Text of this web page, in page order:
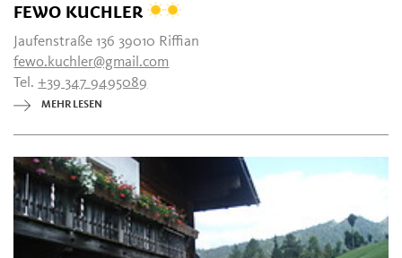
FEWO KUCHLER
Jaufenstraße 136 39010 Riffian
fewo.kuchler@gmail.com
Tel.+39 347 9495089
MEHR LESEN